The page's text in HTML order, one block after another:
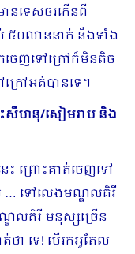
នទេសចរកើនពី
០លាននាក់ នឹងទាំង
ចេញទៅក្រៅក៏មិនតិច
ក្រៅអត់បានទេ។
ះសីហនុ/សៀមរាប និង
េះ ព្រោះគាត់ចេញទៅ
ស … ទៅលេងមណ្ឌលគិរី
ឌលគិរី មនុស្សច្រើន
ា ទេ! បើរកអូតែល